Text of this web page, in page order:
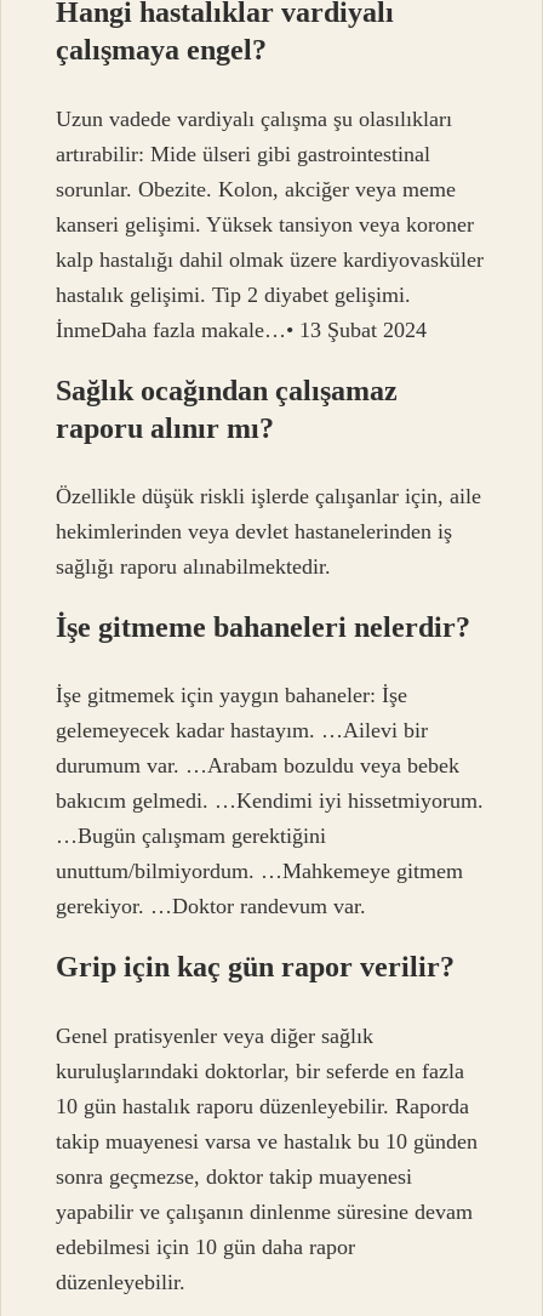
Hangi hastalıklar vardiyalı
çalışmaya engel?
Uzun vadede vardiyalı çalışma şu olasılıkları
artırabilir: Mide ülseri gibi gastrointestinal
sorunlar. Obezite. Kolon, akciğer veya meme
kanseri gelişimi. Yüksek tansiyon veya koroner
kalp hastalığı dahil olmak üzere kardiyovasküler
hastalık gelişimi. Tip 2 diyabet gelişimi.
İnmeDaha fazla makale…• 13 Şubat 2024
Sağlık ocağından çalışamaz
raporu alınır mı?
Özellikle düşük riskli işlerde çalışanlar için, aile
hekimlerinden veya devlet hastanelerinden iş
sağlığı raporu alınabilmektedir.
İşe gitmeme bahaneleri nelerdir?
İşe gitmemek için yaygın bahaneler: İşe
gelemeyecek kadar hastayım. …Ailevi bir
durumum var. …Arabam bozuldu veya bebek
bakıcım gelmedi. …Kendimi iyi hissetmiyorum.
…Bugün çalışmam gerektiğini
unuttum/bilmiyordum. …Mahkemeye gitmem
gerekiyor. …Doktor randevum var.
Grip için kaç gün rapor verilir?
Genel pratisyenler veya diğer sağlık
kuruluşlarındaki doktorlar, bir seferde en fazla
10 gün hastalık raporu düzenleyebilir. Raporda
takip muayenesi varsa ve hastalık bu 10 günden
sonra geçmezse, doktor takip muayenesi
yapabilir ve çalışanın dinlenme süresine devam
edebilmesi için 10 gün daha rapor
düzenleyebilir.